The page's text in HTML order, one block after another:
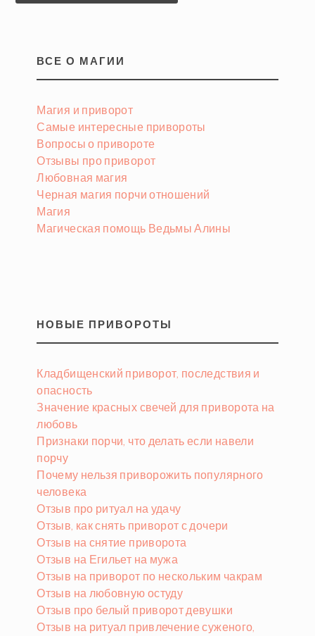
ВСЕ О МАГИИ
Магия и приворот
Самые интересные привороты
Вопросы о привороте
Отзывы про приворот
Любовная магия
Черная магия порчи отношений
Магия
Магическая помощь Ведьмы Алины
НОВЫЕ ПРИВОРОТЫ
Кладбищенский приворот, последствия и
опасность
Значение красных свечей для приворота на
любовь
Признаки порчи, что делать если навели
порчу
Почему нельзя приворожить популярного
человека
Отзыв про ритуал на удачу
Отзыв, как снять приворот с дочери
Отзыв на снятие приворота
Отзыв на Егильет на мужа
Отзыв на приворот по нескольким чакрам
Отзыв на любовную остуду
Отзыв про белый приворот девушки
Отзыв на ритуал привлечение суженого,